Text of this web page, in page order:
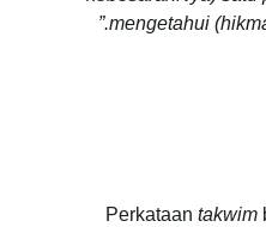
mengetahui
”
Perkataan takwim